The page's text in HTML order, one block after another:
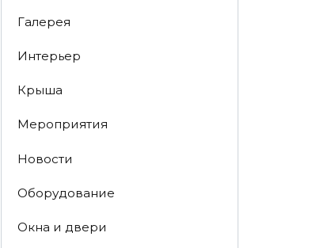
Галерея
Интерьер
Крыша
Мероприятия
Новости
Оборудование
Окна и двери